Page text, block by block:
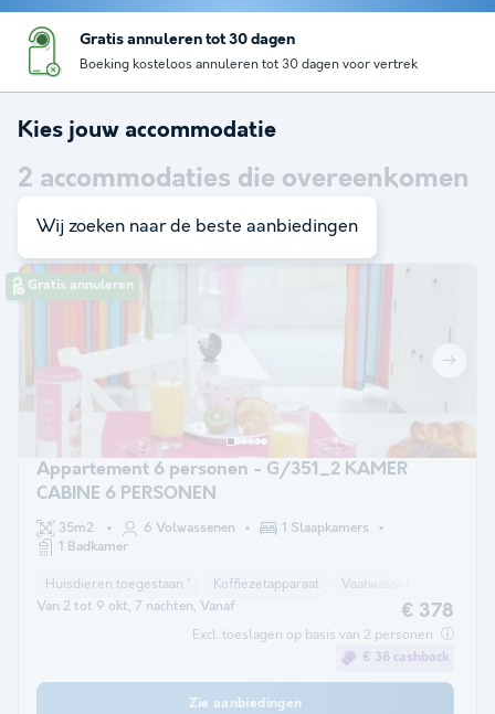
Gratis annuleren tot 30 dagen
Boeking kosteloos annuleren tot 30 dagen voor vertrek
Kies jouw accommodatie
2 accommodaties die overeenkomen
met je zoekopdracht
Gratis annuleren
Appartement 6 personen - G/351_2 KAMER
CABINE 6 PERSONEN
35m2 6 Volwassenen
1 Slaapkamers
1 Badkamer
Huisdieren toegestaan * Koffiezetapparaat Vaatwasser
Van 2 tot 9 okt, 7 nachten, Vanaf € 378
Excl. toeslagen op basis van 2 personen
€ 38 cashback
Zie aanbiedingen
Wij zoeken naar de beste aanbiedingen